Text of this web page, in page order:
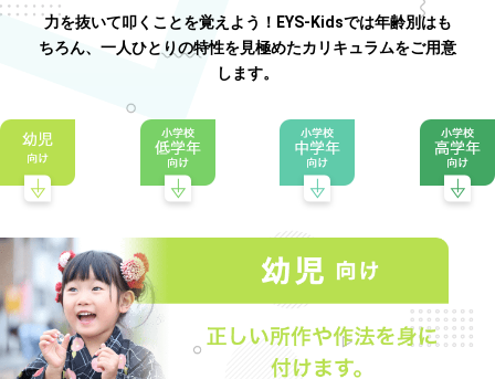
力を抜いて叩くことを覚えよう！EYS-Kidsでは年齢別はも
ちろん、一人ひとりの特性を見極めたカリキュラムをご用意
します。